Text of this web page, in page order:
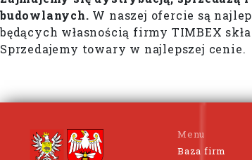
budowlanych. W naszej ofercie są
będących własnością firmy TIMBEX
Sprzedajemy towary w najlepszej cenie.
Menu
Baza firm